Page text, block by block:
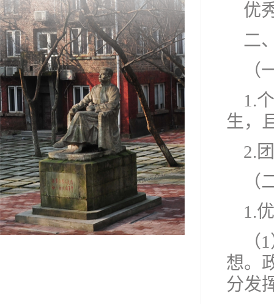
优
二
（
1.
生，
2.
（
1.
想。
分发